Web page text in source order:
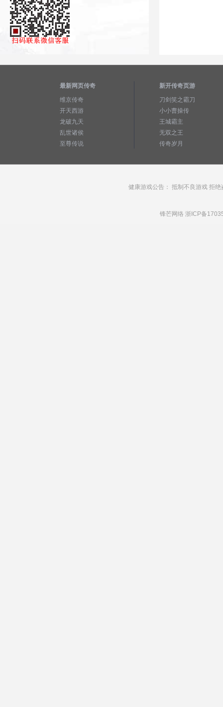
最新网页传奇
维京传奇
开天西游
龙破九天
乱世诸侯
至尊传说
新开传奇页游
刀剑笑之霸刀
小小曹操传
王城霸主
无双之王
传奇岁月
健康游戏公告： 抵制不良游戏 拒
锋芒网络 浙ICP备